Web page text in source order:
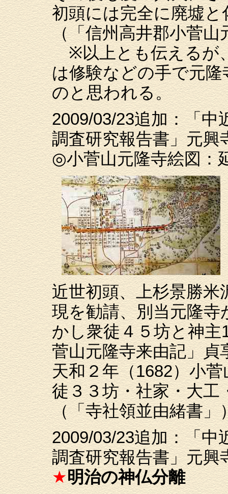
初頭には完全に廃墟
（「信州高井郡小菅山
※以上とも伝えるが
は修験などの手で元
のと思われる。
2009/03/23追加：「中
調査研究報告書」元
◎小菅山元隆寺絵図：
近世初頭、上杉景勝米
現を勧請、別当元隆
かし衆徒４５坊と神
菅山元隆寺来由記」貞
天和２年（1682）小
徒３３坊・社家・大
（「寺社領並由緒書」
2009/03/23追加：「中
調査研究報告書」元
★明治の神仏分離